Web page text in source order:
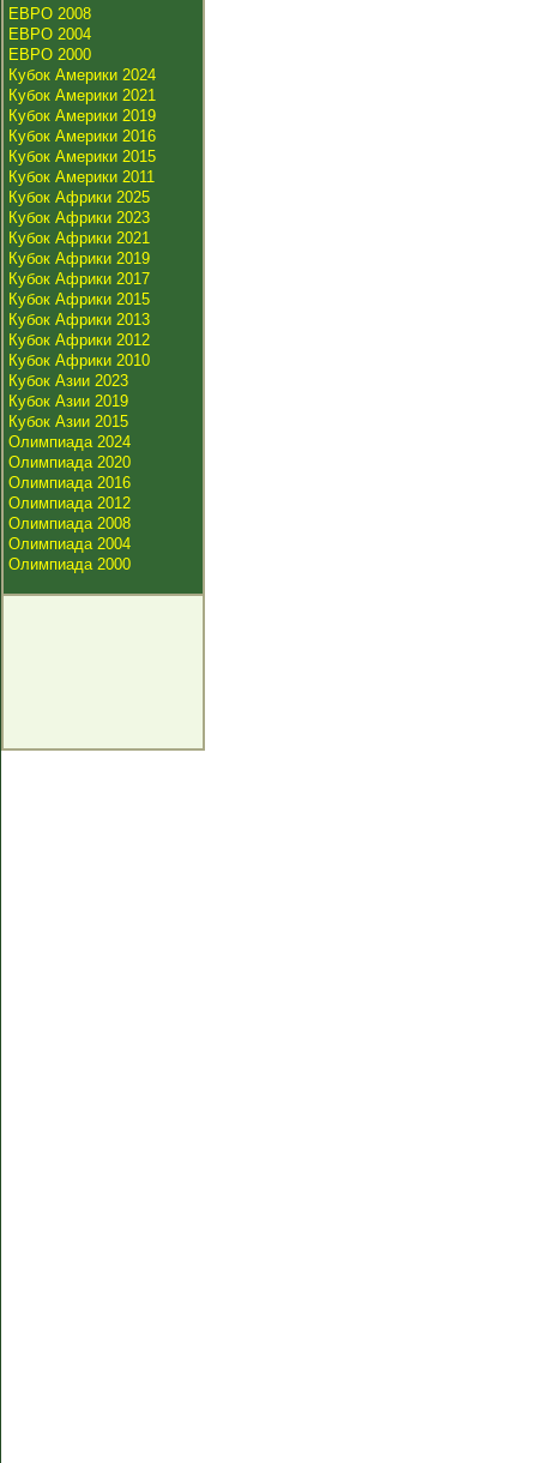
ЕВРО 2008
ЕВРО 2004
ЕВРО 2000
Кубок Америки 2024
Кубок Америки 2021
Кубок Америки 2019
Кубок Америки 2016
Кубок Америки 2015
Кубок Америки 2011
Кубок Африки 2025
Кубок Африки 2023
Кубок Африки 2021
Кубок Африки 2019
Кубок Африки 2017
Кубок Африки 2015
Кубок Африки 2013
Кубок Африки 2012
Кубок Африки 2010
Кубок Азии 2023
Кубок Азии 2019
Кубок Азии 2015
Олимпиада 2024
Олимпиада 2020
Олимпиада 2016
Олимпиада 2012
Олимпиада 2008
Олимпиада 2004
Олимпиада 2000